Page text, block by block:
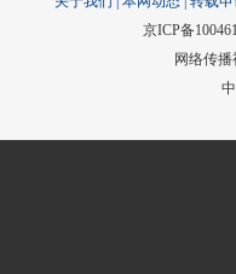
京ICP备
网络传